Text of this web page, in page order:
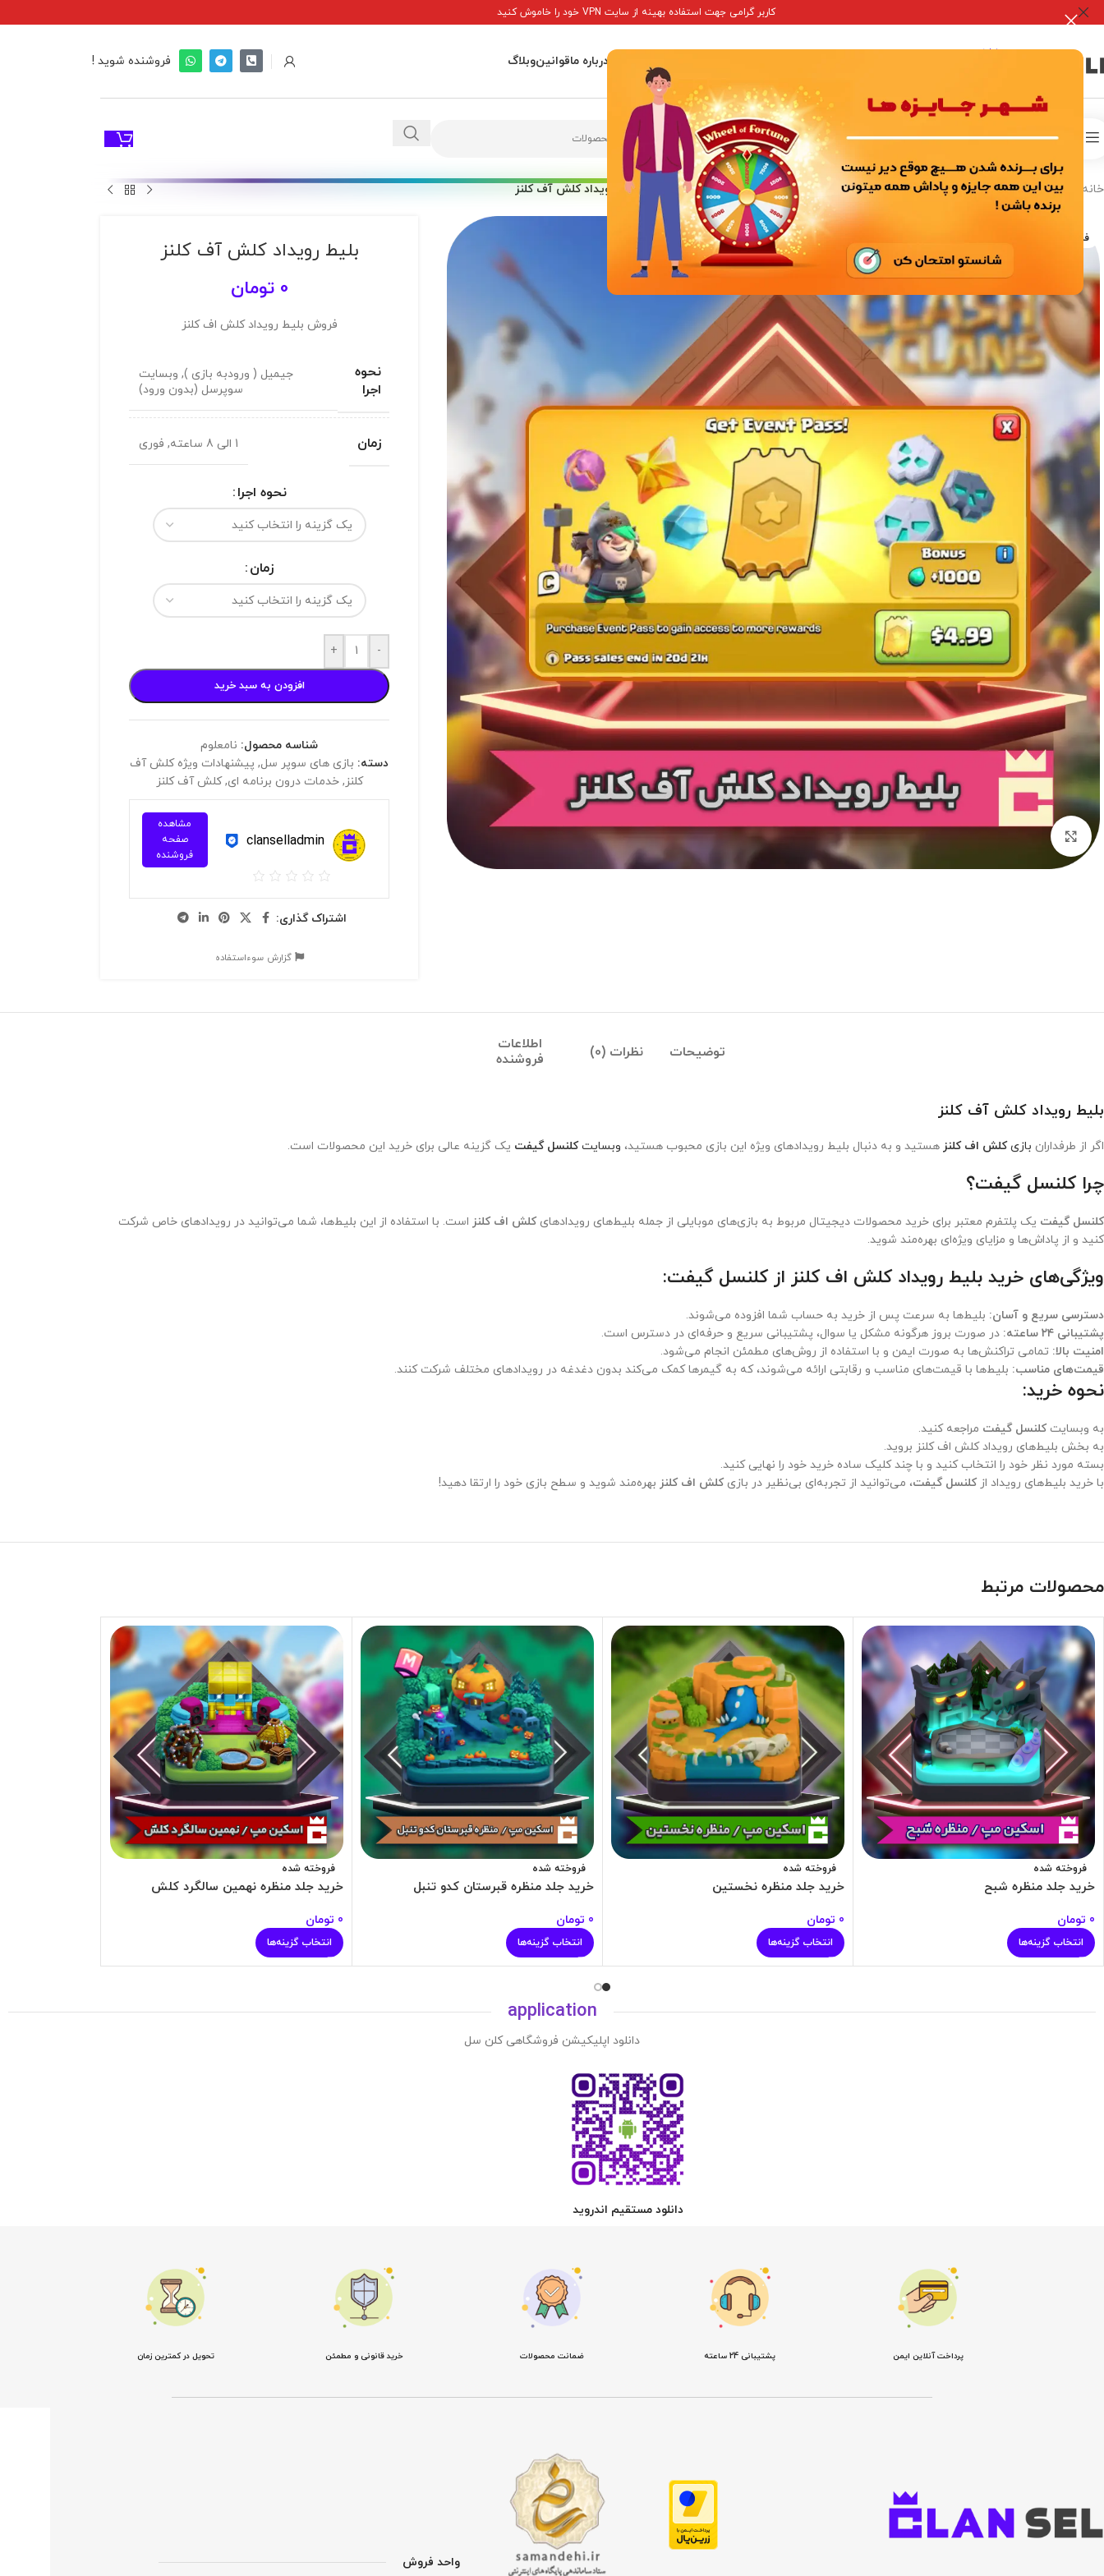
کاربر گرامی جهت استفاده بهینه از سایت VPN خود را خاموش کنید
درباره ماقوانینوبلاگ فروشنده شوید !
خدمات درون برنامه ای اکانت ها بازی
خانه خدمات درون برنامه ای/بازی های سوپر سل/کلش آف کلنز/پیشنهادات ویژه کلش آف کلنز /بلیط رویداد کلش آف کلنز
فروخته شده
بلیط رویداد کلش آف کلنز
0 تومان
فروش بلیط رویداد کلش اف کلنز
نحوه
اجرا
جیمیل ( ورودبه بازی ), وبسایت
سوپرسل (بدون ورود)
زمان 1 الی 8 ساعته , فوری
نحوه اجرا
زمان
-
+
افزودن به سبد خرید
شناسه محصول: نامعلوم
دسته: بازی های سوپر سل, پیشنهادات ویژه کلش آف
کلنز, خدمات درون برنامه ای, کلش آف کلنز
clanselladmin
مشاهده
صفحه
فروشنده
اشتراک گذاری:
گزارش سوءاستفاده
توضیحات نظرات (0)
اطلاعات
فروشنده
بلیط رویداد کلش آف کلنز
اگر از طرفداران بازیکلش اف کلنز هستید و به دنبال بلیط رویدادهای ویژه این بازی محبوب هستید، وبسایتکلنسل گیفت یک گزینه عالی برای خرید این محصولات است.
چرا کلنسل گیفت؟
کلنسل گیفت یک پلتفرم معتبر برای خرید محصولات دیجیتال مربوط به بازی‌های موبایلی از جمله بلیط‌های رویدادهایکلش اف کلنز است. با استفاده از این بلیط‌ها، شما می‌توانید در رویدادهای خاص شرکت
کنید و از پاداش‌ها و مزایای ویژه‌ای بهره‌مند شوید.
ویژگی‌های خرید بلیط رویداد کلش اف کلنز از کلنسل گیفت:
دسترسی سریع و آسان: بلیط‌ها به سرعت پس از خرید به حساب شما افزوده می‌شوند.
پشتیبانی ۲۴ ساعته:
در صورت بروز هرگونه مشکل یا سوال، پشتیبانی سریع و حرفه‌ای در دسترس است.
امنیت بالا: تمامی تراکنش‌ها به صورت ایمن و با استفاده از روش‌های مطمئن انجام می‌شود.
قیمت‌های مناسب: بلیط‌ها با قیمت‌های مناسب و رقابتی ارائه می‌شوند، که به گیمرها کمک می‌کند بدون دغدغه در رویدادهای مختلف شرکت کنند.
نحوه خرید:
به وبسایتکلنسل گیفت مراجعه کنید.
به بخش بلیط‌های رویداد کلش اف کلنز بروید.
بسته مورد نظر خود را انتخاب کنید و با چند کلیک ساده خرید خود را نهایی کنید.
با خرید بلیط‌های رویداد ازکلنسل گیفت، می‌توانید از تجربه‌ای بی‌نظیر در بازیکلش اف کلنز بهره‌مند شوید و سطح بازی خود را ارتقا دهید!
محصولات مرتبط
فروخته شده
خرید جلد منظره شبح
0 تومان
انتخاب گزینه‌ها
فروخته شده
خرید جلد منظره نخستین
0 تومان
انتخاب گزینه‌ها
فروخته شده
خرید جلد منظره قبرستان کدو تنبل
0 تومان
انتخاب گزینه‌ها
فروخته شده
خرید جلد منظره نهمین سالگرد کلش
0 تومان
انتخاب گزینه‌ها
application
دانلود اپلیکیشن فروشگاهی کلن سل
دانلود مستقیم اندروید
پرداخت آنلاین ایمن پشتیبانی 24 ساعته ضمانت محصولات خرید قانونی و مطمئن تحویل در کمترین زمان
واحد فروش